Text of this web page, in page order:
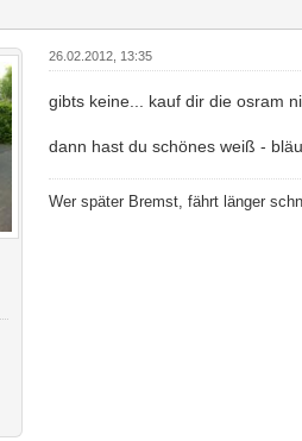
26.02.2012, 13:35
gibts keine... kauf dir die osram
dann hast du schönes weiß -
Wer später Bremst, fährt länger